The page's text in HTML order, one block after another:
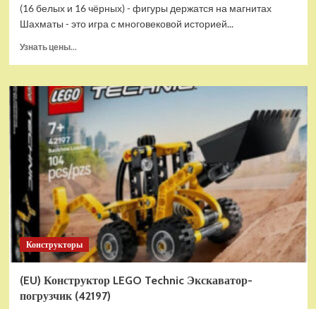
(16 белых и 16 чёрных) - фигуры держатся на магнитах
Шахматы - это игра с многовековой историей...
Узнать цены...
Шахматы
магнитные
БУБА
ИГРАЕМ
ВМЕСТЕ
в
кор.2*192шт
ZY501598-
R4
Конструкторы
(EU) Конструктор LEGO Technic Экскаватор-
погрузчик (42197)